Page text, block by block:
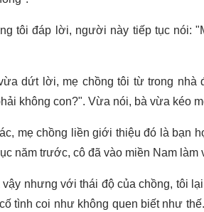
tôi đáp lời, người này tiếp tục nói:
dứt lời, mẹ chồng tôi từ trong
không con?". Vừa nói, bà vừa kéo
mẹ chồng liền giới thiệu đó là bạn
năm trước, cô đã vào miền Nam làm
vậy nhưng với thái độ của chồng, tôi
tình coi như không quen biết như